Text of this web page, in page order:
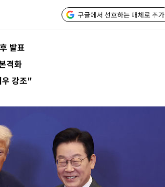
할까
불가피"
압수수색
세 강
어"
·당황'
'
혐의
구글에서 선호하는 매체로 추가
발표
격화
강조"